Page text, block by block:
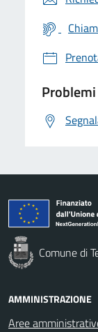
Comune di
AMMINISTRAZIONE
Aree